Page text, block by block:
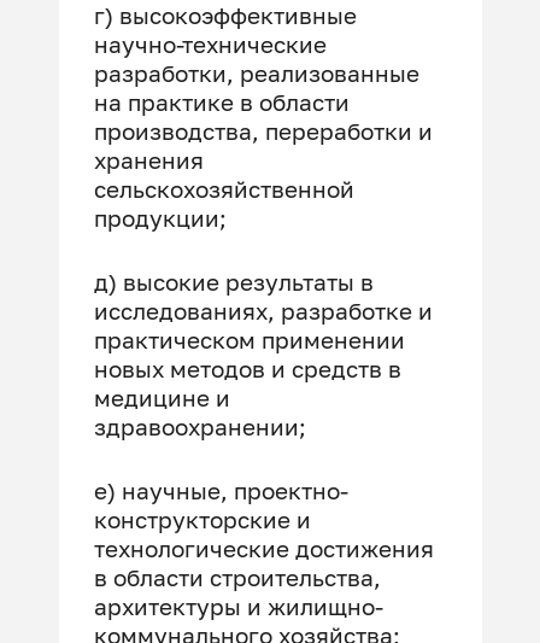
г) высокоэффективные
научно-технические
разработки, реализованные
на практике в области
производства, переработки и
хранения
сельскохозяйственной
продукции;
д) высокие результаты в
исследованиях, разработке и
практическом применении
новых методов и средств в
медицине и
здравоохранении;
е) научные, проектно-
конструкторские и
технологические достижения
в области строительства,
архитектуры и жилищно-
коммунального хозяйства;